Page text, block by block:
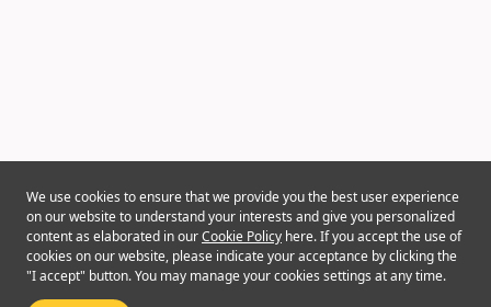
We use cookies to ensure that we provide you the best user experience
on our website to understand your interests and give you personalized
content as elaborated in ourCookie Policy here. If you accept the use of
cookies on our website, please indicate your acceptance by clicking the
"I accept" button. You may manage your cookies settings at any time.